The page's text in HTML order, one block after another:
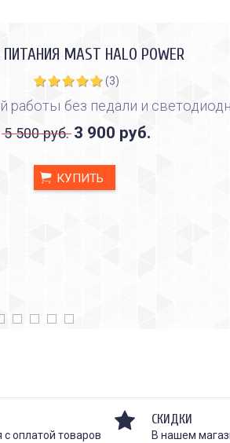
MAST HALO POWER
(3)
без педали и
5 500 руб. 3 900 руб.
КУПИТЬ
оплатой товаров
СКИДКИ
В нашем